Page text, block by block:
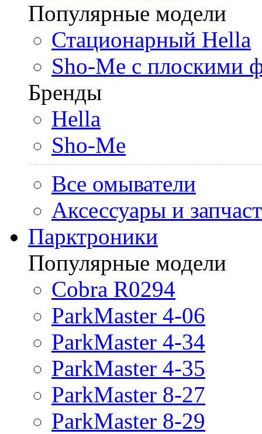
Популярные модели
Стационарный Hella
Sho-Me с плоскими
Бренды
Hella
Sho-Me
Все омыватели
Аксессуары и
Парктроники
Популярные модели
Cobra R0294
ParkMaster 4-06
ParkMaster 4-34
ParkMaster 4-35
ParkMaster 8-27
ParkMaster 8-29